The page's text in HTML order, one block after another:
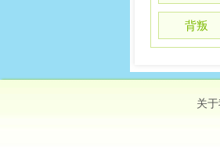
背叛
关